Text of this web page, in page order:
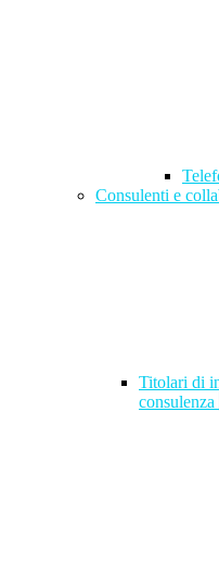
Consulenti e
Titolari di
consulenza